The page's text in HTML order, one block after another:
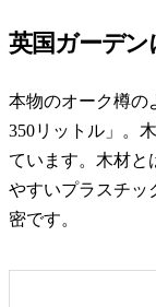
英国ガーデン
本物のオーク樽の
350リットル」。
ています。木材と
やすいプラスチッ
密です。